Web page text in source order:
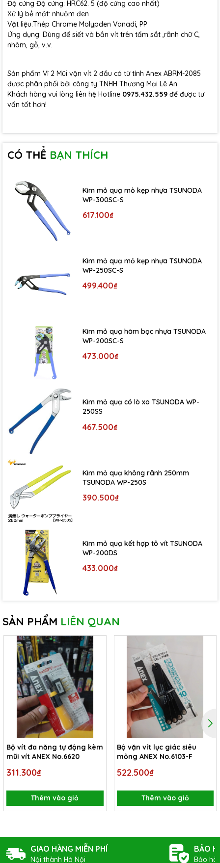
Độ cứng Độ cứng: HRC62. 5 (độ cứng cao nhất)
Xử lý bề mặt: nhuộm đen
Vật liệu:Thép Chrome Molypden Vanadi, PP
Ứng dụng: Dùng để siết và bắn vít trên tấm sắt ,rãnh chữ C,
nhôm, gỗ, v.v.
Sản phẩm Vỉ 2 Mũi vặn vít 2 đầu có từ tính Anex ABRM-2085
được phân phối bởi công ty TNHH Thương Mại Lê An
Khách hàng vui lòng liên hệ Hotline 0975.432.559 để được tư
vấn tốt hơn!
CÓ THỂ BẠN THÍCH
Kìm mỏ quạ mỏ kẹp nhựa TSUNODA
WP-300SC-S
617.100₫
Kìm mỏ quạ mỏ kẹp nhựa TSUNODA
WP-250SC-S
499.400₫
Kìm mỏ quạ hàm bọc nhựa TSUNODA
WP-200SC-S
473.000₫
Kìm mỏ quạ có lò xo TSUNODA WP-
250SS
467.500₫
Kìm mỏ quạ không rãnh 250mm
TSUNODA WP-250S
390.500₫
Kìm mỏ quạ kết hợp tô vít TSUNODA
WP-200DS
433.000₫
SẢN PHẨM LIÊN QUAN
Bộ vít đa năng tự động kèm
mũi vít ANEX No.6620
311.300₫
Thêm vào giỏ
Bộ vặn vít lục giác siêu
mỏng ANEX No.6103-F
522.500₫
Thêm vào giỏ
GIAO HÀNG MIỄN PHÍ
Nội thành Hà Nội
BẢO
Bảo